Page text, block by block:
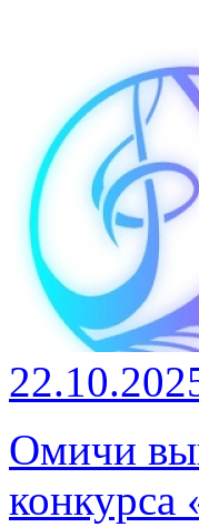
Омичи
конкурса